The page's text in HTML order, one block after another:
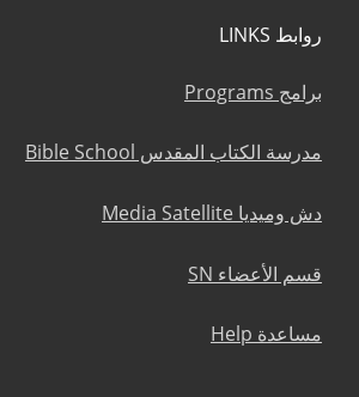
روابط LINKS
برامج Programs
مدرسة الكتاب المقدس Bible School
دش وميديا Media Satellite
قسم الأعضاء SN
مساعدة Help